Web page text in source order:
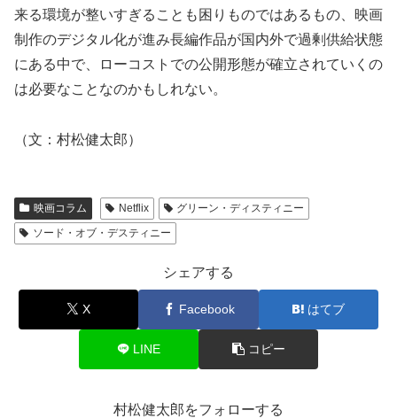
来る環境が整いすぎることも困りものではあるもの、映画
制作のデジタル化が進み長編作品が国内外で過剰供給状態
にある中で、ローコストでの公開形態が確立されていくの
は必要なことなのかもしれない。
（文：村松健太郎）
映画コラム Netflix
グリーン・ディスティニー
ソード・オブ・デスティニー
シェアする
X Facebook はてブ
LINE コピー
村松健太郎をフォローする